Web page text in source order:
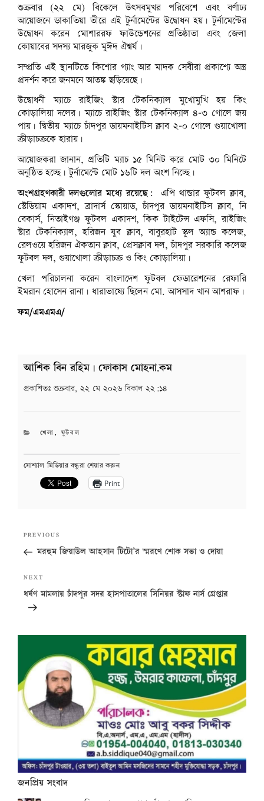
শুক্রবার (২২ মে) বিকেলে উৎসবমুখর পরিবেশে এবং বর্ণাঢ্য
আয়োজনে ডাকাতিয়া তীরে এই টুর্নামেন্টের উদ্বোধন হয়। টুর্নামেন্টের
উদ্বোধন করেন মোশাররফ ফাউন্ডেশনের প্রতিষ্ঠাতা এবং জেলা
কোয়াবের সদস্য মারজুক মুঈদ ঐশ্বর্য।
সম্প্রতি এই স্থানটিতে কিশোর গ্যাং আর মাদক সেবীরা প্রকাশ্যে অস্ত্র
প্রদর্শন করে জনমনে আতঙ্ক ছড়িয়েছে।
উদ্বোধনী ম্যাচে রাইজিং স্টার টেকনিক্যাল মুখোমুখি হয় কিং
কোড়ালিয়া দলের। ম্যাচে রাইজিং স্টার টেকনিক্যাল ৪-৩ গোলে জয়
পায়। দ্বিতীয় ম্যাচে চাঁদপুর ডায়মনাইটিস ক্লাব ২-০ গোলে গুয়াখোলা
ক্রীড়াচক্রকে হারায়।
আয়োজকরা জানান, প্রতিটি ম্যাচ ১৫ মিনিট করে মোট ৩০ মিনিটে
অনুষ্ঠিত হচ্ছে। টুর্নামেন্টে মোট ১৬টি দল অংশ নিচ্ছে।
অংশগ্রহণকারী দলগুলোর মধ্যে রয়েছে: এপি থান্ডার ফুটবল ক্লাব,
স্টেডিয়াম একাদশ, ব্রাদার্স স্কোয়াড, চাঁদপুর ডায়মনাইটিস ক্লাব, নি
বেকার্স, নিতাইগঞ্জ ফুটবল একাদশ, কিক টাইটেন্স এফসি, রাইজিং
স্টার টেকনিক্যাল, হরিজন যুব ক্লাব, বাবুরহাট স্কুল অ্যান্ড কলেজ,
রেলওয়ে হরিজন ঐকতান ক্লাব, প্রেসক্লাব দল, চাঁদপুর সরকারি কলেজ
ফুটবল দল, গুয়াখোলা ক্রীড়াচক্র ও কিং কোড়ালিয়া।
খেলা পরিচালনা করেন বাংলাদেশ ফুটবল ফেডারেশনের রেফারি
ইমরান হোসেন রানা। ধারাভাষ্যে ছিলেন মো. আসসাদ খান আশরাফ।
ফম/এমএমএ/
আশিক বিন রহিম | ফোকাস মোহনা.কম
প্রকাশিতঃ শুক্রবার, ২২ মে ২০২৬ বিকাল ২২:১৪
CATEGORIES
খেলা ,ফুটবল
সোশ্যাল মিডিয়ার বন্ধুরা শেয়ার করুন
Print
navigation
Previous
Post
PREVIOUS
মরহুম জিয়াউল আহসান টিটো’র স্মরণে শোক সভা ও দোয়া
Next
Post
NEXT
ধর্ষণ মামলায় চাঁদপুর সদর হাসপাতালের সিনিয়র স্টাফ নার্স গ্রেপ্তার
জনপ্রিয় সংবাদ